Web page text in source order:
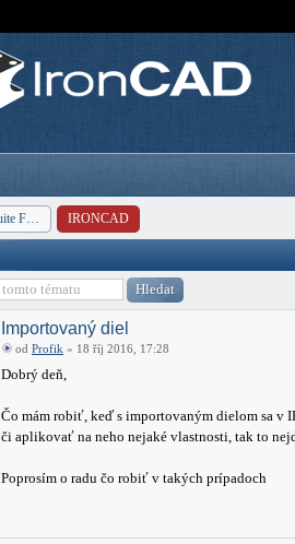
IronCAD Design Collaboration Suite Forum IRONCAD
Importovaný diel
od Profik » 18 říj 2016, 17:28
Dobrý deň,
Čo mám robiť, keď s importovaným dielom sa v
či aplikovať na neho nejaké vlastnosti, tak to
Poprosím o radu čo robiť v takých prípadoch